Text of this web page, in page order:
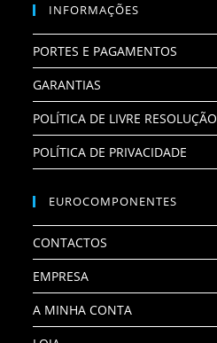
INFORMAÇÕES
PORTES E PAGAMENTOS
GARANTIAS
POLÍTICA DE LIVRE RESOLUÇÃO
POLÍTICA DE PRIVACIDADE
EUROCOMPONENTES
CONTACTOS
EMPRESA
A MINHA CONTA